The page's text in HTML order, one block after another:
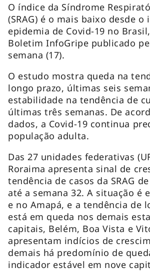
O índice da Síndrome
(SRAG) é o mais baixo desde o
epidemia de Covid-19 no
Boletim InfoGripe publicado
semana (17).
O estudo mostra queda na
longo prazo, últimas seis
estabilidade na tendência de
últimas três semanas. De
dados, a Covid-19 continua
população adulta.
Das 27 unidades federativas
Roraima apresenta sinal de
tendência de casos da SRAG
até a semana 32. A situação é
e no Amapá, e a tendência de
está em queda nos demais
capitais, Belém, Boa Vista e
apresentam indícios de
demais há predomínio de
indicador estável em nove